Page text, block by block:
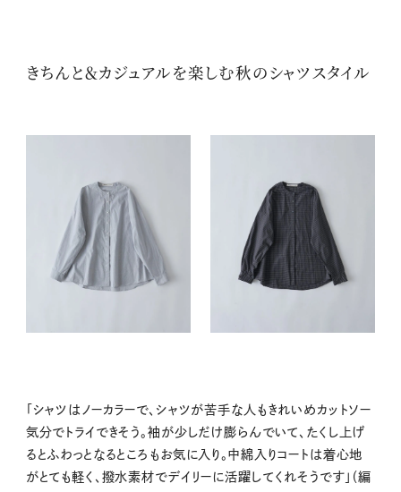
きちんと＆カジュアルを楽しむ秋のシャツスタイル
「シャツはノーカラーで、シャツが苦手な人もきれいめカットソー
気分でトライできそう。袖が少しだけ膨らんでいて、たくし上げ
るとふわっとなるところもお気に入り。中綿入りコートは着心地
がとても軽く、撥水素材でデイリーに活躍してくれそうです」（編